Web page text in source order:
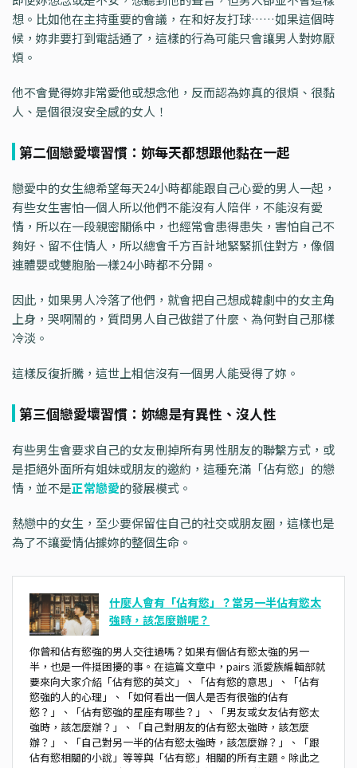
想。比如他在主持重要的會議，在和好友打球……如果這個時
候，妳非要打到電話通了，這樣的行為可能只會讓男人對妳厭
煩。
他不會覺得妳非常愛他或想念他，反而認為妳真的很煩、很黏
人、是個很沒安全感的女人！
第二個戀愛壞習慣：妳每天都想跟他黏在一起
戀愛中的女生總希望每天24小時都能跟自己心愛的男人一起，
有些女生害怕一個人所以他們不能沒有人陪伴，不能沒有愛
情，所以在一段親密關係中，也經常會患得患失，害怕自己不
夠好、留不住情人，所以總會千方百計地緊緊抓住對方，像個
連體嬰或雙胞胎一樣24小時都不分開。
因此，如果男人冷落了他們，就會把自己想成韓劇中的女主角
上身，哭啊鬧的，質問男人自己做錯了什麼、為何對自己那樣
冷淡。
這樣反復折騰，這世上相信沒有一個男人能受得了妳。
第三個戀愛壞習慣：妳總是有異性、沒人性
有些男生會要求自己的女友刪掉所有男性朋友的聯繫方式，或
是拒絕外面所有姐妹或朋友的邀約，這種充滿「佔有慾」的戀
情，並不是正常戀愛的發展模式。
熱戀中的女生，至少要保留住自己的社交或朋友圈，這樣也是
為了不讓愛情佔據妳的整個生命。
什麼人會有「佔有慾」？當另一半佔有慾太
強時，該怎麼辦呢？
你曾和佔有慾強的男人交往過嗎？如果有個佔有慾太強的另一
半，也是一件挺困擾的事。在這篇文章中，pairs 派愛族編輯部就
要來向大家介紹「佔有慾的英文」、「佔有慾的意思」、「佔有
慾強的人的心理」、「如何看出一個人是否有很強的佔有
慾？」、「佔有慾強的星座有哪些？」、「男友或女友佔有慾太
強時，該怎麼辦？」、「自己對朋友的佔有慾太強時，該怎麼
辦？」、「自己對另一半的佔有慾太強時，該怎麼辦？」、「跟
佔有慾相關的小說」等等與「佔有慾」相關的所有主題。除此之